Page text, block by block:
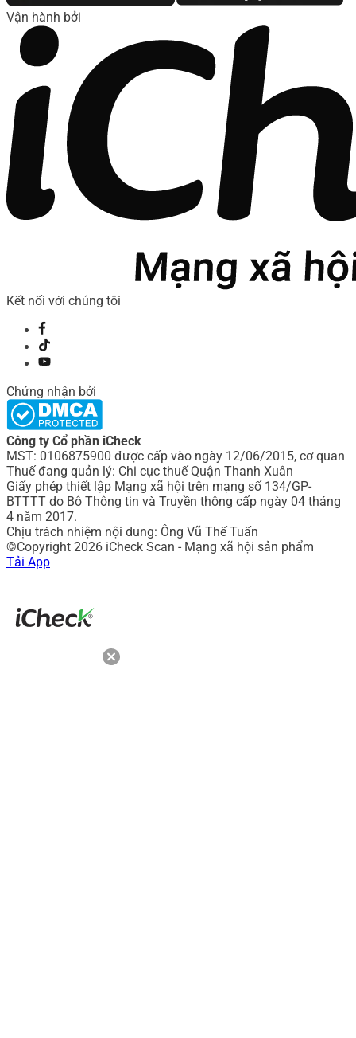
Vận hành bởi
Kết nối với chúng tôi
Chứng nhận bởi
Công ty Cổ phần iCheck
MST: 0106875900 được cấp vào ngày 12/06/2015, cơ quan
Thuế đang quản lý: Chi cục thuế Quận Thanh Xuân
Giấy phép thiết lập Mạng xã hội trên mạng số 134/GP-
BTTTT do Bô Thông tin và Truyền thông cấp ngày 04 tháng
4 năm 2017.
Chịu trách nhiệm nội dung: Ông Vũ Thế Tuấn
©Copyright 2026 iCheck Scan - Mạng xã hội sản phẩm
Tải App